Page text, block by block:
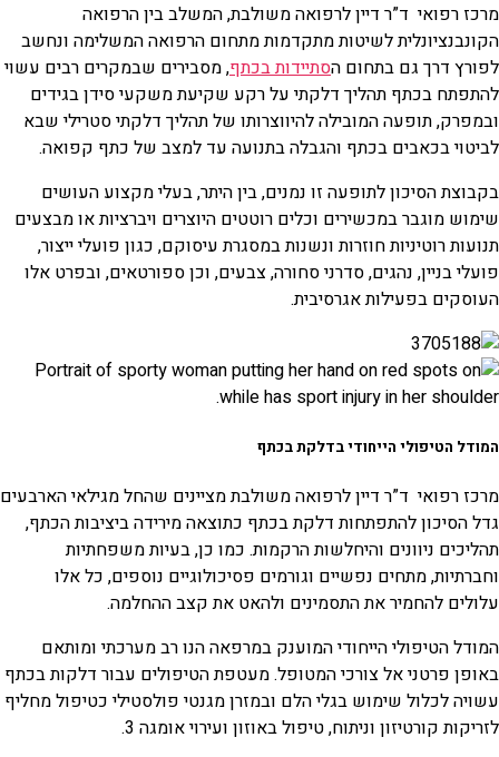
מרכז רפואי ד”ר דיין לרפואה משולבת, המשלב בין הרפואה
הקונבנציונלית לשיטות מתקדמות מתחום הרפואה המשלימה ונחשב
לפורץ דרך גם בתחום הסתיידות בכתף, מסבירים שבמקרים רבים עשוי
להתפתח בכתף תהליך דלקתי על רקע שקיעת משקעי סידן בגידים
ובמפרק, תופעה המובילה להיווצרותו של תהליך דלקתי סטרילי שבא
לביטוי בכאבים בכתף והגבלה בתנועה עד למצב של כתף קפואה.
בקבוצת הסיכון לתופעה זו נמנים, בין היתר, בעלי מקצוע העושים
שימוש מוגבר במכשירים וכלים רוטטים היוצרים ויברציות או מבצעים
תנועות רוטיניות חוזרות ונשנות במסגרת עיסוקם, כגון פועלי ייצור,
פועלי בניין, נהגים, סדרני סחורה, צבעים, וכן ספורטאים, ובפרט אלו
העוסקים בפעילות אגרסיבית.
המודל הטיפולי הייחודי בדלקת בכתף
מרכז רפואי ד”ר דיין לרפואה משולבת מציינים שהחל מגילאי הארבעים
גדל הסיכון להתפתחות דלקת בכתף כתוצאה מירידה ביציבות הכתף,
תהליכים ניוונים והיחלשות הרקמות. כמו כן, בעיות משפחתיות
וחברתיות, מתחים נפשיים וגורמים פסיכולוגיים נוספים, כל אלו
עלולים להחמיר את התסמינים ולהאט את קצב ההחלמה.
המודל הטיפולי הייחודי המוענק במרפאה הנו רב מערכתי ומותאם
באופן פרטני אל צורכי המטופל. מעטפת הטיפולים עבור דלקות בכתף
עשויה לכלול שימוש בגלי הלם ובמזרן מגנטי פולסטילי כטיפול מחליף
לזריקות קורטיזון וניתוח, טיפול באוזון ועירוי אומגה 3.